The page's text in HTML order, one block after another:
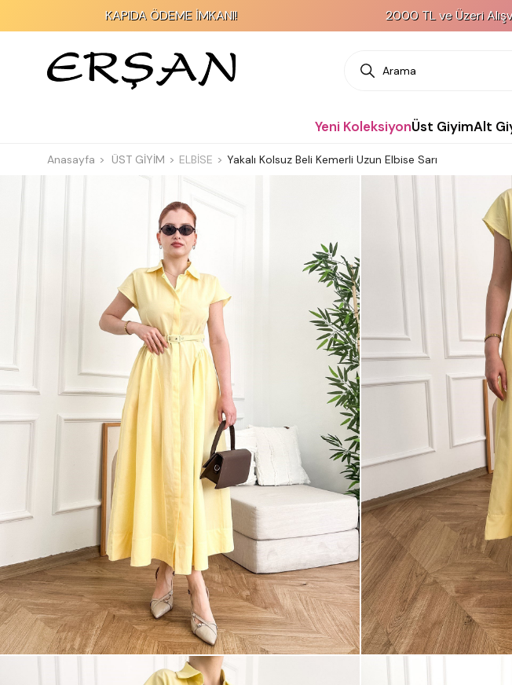
KAPIDA ÖDEME İMKANI! 2000 TL ve Üzeri
Yeni KoleksiyonÜst GiyimAlt
Anasayfa ÜST GİYİM ELBİSE Yakalı Kolsuz Beli Kemerli Uzun Elbise Sarı